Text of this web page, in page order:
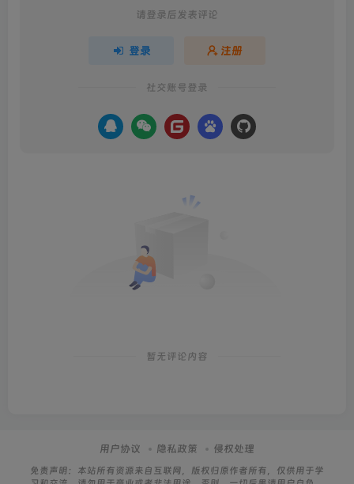
请登录后发表评论
登录 注册
社交账号登录
暂无评论内容
用户协议 隐私政策 侵权处理
免责声明：本站所有资源来自互联网，版权归原作者所有，仅供用于学